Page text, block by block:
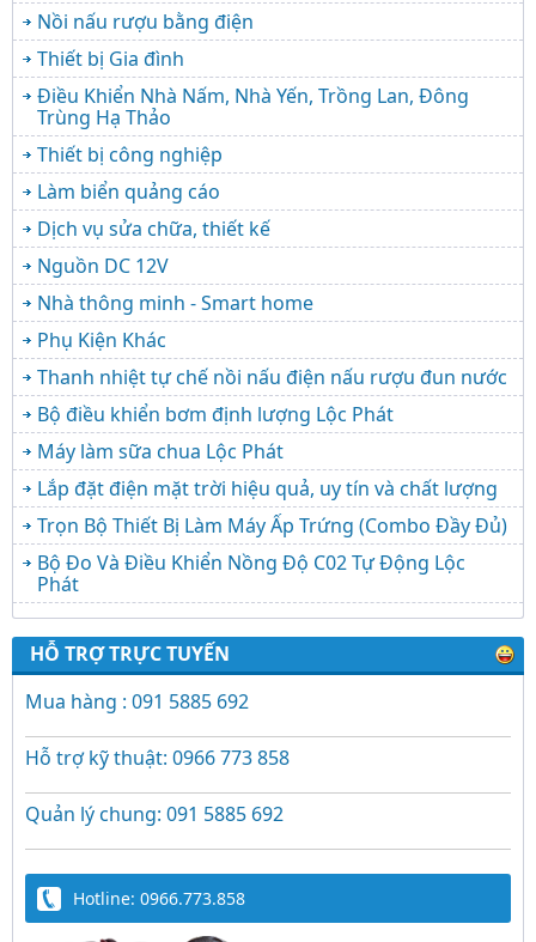
Nồi nấu rượu bằng điện
Thiết bị Gia đình
Điều Khiển Nhà Nấm, Nhà Yến, Trồng Lan, Đông
Trùng Hạ Thảo
Thiết bị công nghiệp
Làm biển quảng cáo
Dịch vụ sửa chữa, thiết kế
Nguồn DC 12V
Nhà thông minh - Smart home
Phụ Kiện Khác
Thanh nhiệt tự chế nồi nấu điện nấu rượu đun nước
Bộ điều khiển bơm định lượng Lộc Phát
Máy làm sữa chua Lộc Phát
Lắp đặt điện mặt trời hiệu quả, uy tín và chất lượng
Trọn Bộ Thiết Bị Làm Máy Ấp Trứng (Combo Đầy Đủ)
Bộ Đo Và Điều Khiển Nồng Độ C02 Tự Động Lộc
Phát
HỖ TRỢ TRỰC TUYẾN
Mua hàng : 091 5885 692
Hỗ trợ kỹ thuật: 0966 773 858
Quản lý chung: 091 5885 692
Hotline: 0966.773.858